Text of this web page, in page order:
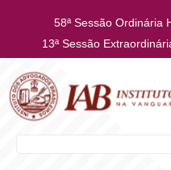
58ª Sessão Ordinária
13ª Sessão